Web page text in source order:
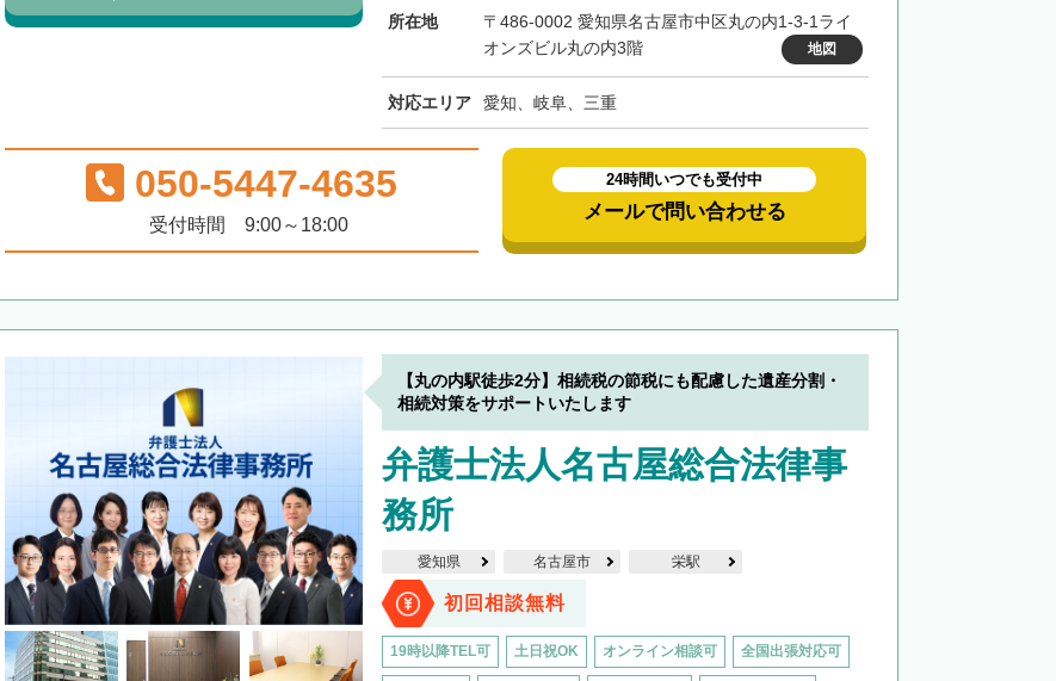
所在地
〒486-0002 愛知県名古屋市中区丸の内1-3-1ライ
オンズビル丸の内3階
地図
対応エリア 愛知、岐阜、三重
050-5447-4635
受付時間 9:00～18:00
24時間いつでも受付中
メールで問い合わせる
【丸の内駅徒歩2分】相続税の節税にも配慮した遺産分割・
相続対策をサポートいたします
弁護士法人名古屋総合法律事
務所
愛知県 名古屋市 栄駅
初回相談無料
19時以降TEL可 土日祝OK オンライン相談可 全国出張対応可